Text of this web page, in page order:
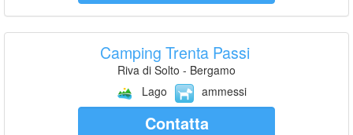
Camping Trenta Passi
Riva di Solto - Bergamo
Lago
ammessi
Contatta